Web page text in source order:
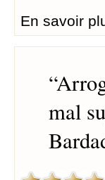
En savoir
“
mal